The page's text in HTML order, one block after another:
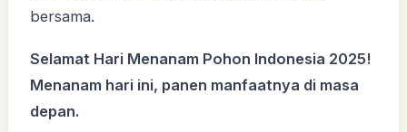
bersama.
Selamat Hari Menanam Pohon Indonesia 2025!
Menanam hari ini, panen manfaatnya di masa
depan.